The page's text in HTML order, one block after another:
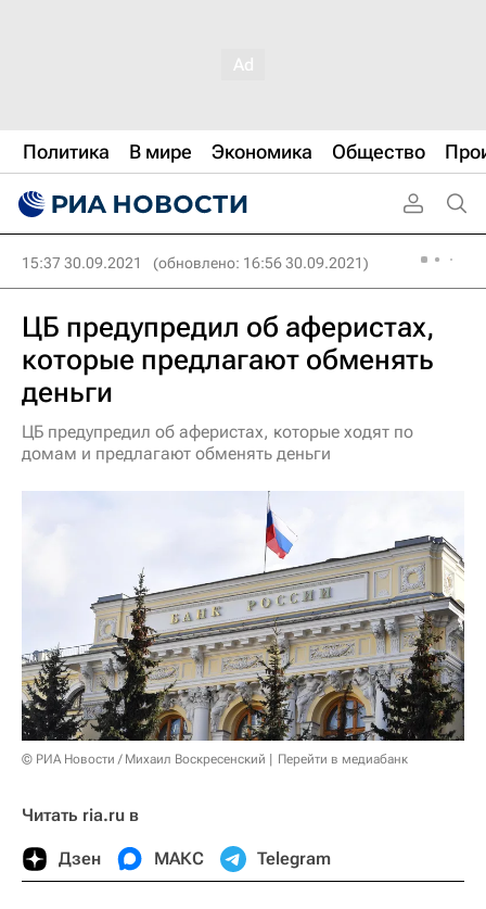
Политика В мире Экономика Общество
15:37 30.09.2021 (обновлено: 16:56 30.09.2021)
ЦБ предупредил об аферистах,
которые предлагают обменять
деньги
ЦБ предупредил об аферистах, которые ходят по
домам и предлагают обменять деньги
© РИА Новости / Михаил Воскресенский Перейти в медиабанк
Читать ria.ru в
Дзен МАКС Telegram